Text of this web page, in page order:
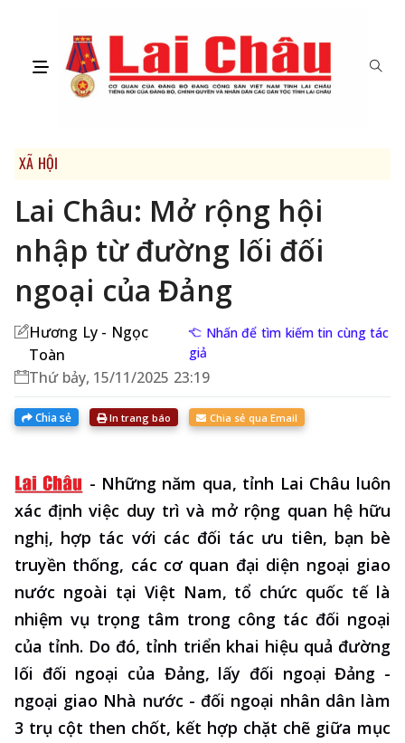
XÃ HỘI
Lai Châu: Mở rộng hội
nhập từ đường lối đối
ngoại của Đảng
Hương Ly - Ngọc
Toàn
Nhấn để tìm kiếm tin cùng tác
giả
Thứ bảy, 15/11/2025 23:19
Chia sẻ In trang báo Chia sẻ qua Email
- Những năm qua, tỉnh Lai Châu luôn
xác định việc duy trì và mở rộng quan hệ hữu
nghị, hợp tác với các đối tác ưu tiên, bạn bè
truyền thống, các cơ quan đại diện ngoại giao
nước ngoài tại Việt Nam, tổ chức quốc tế là
nhiệm vụ trọng tâm trong công tác đối ngoại
của tỉnh. Do đó, tỉnh triển khai hiệu quả đường
lối đối ngoại của Đảng, lấy đối ngoại Đảng -
ngoại giao Nhà nước - đối ngoại nhân dân làm
3 trụ cột then chốt, kết hợp chặt chẽ giữa mục